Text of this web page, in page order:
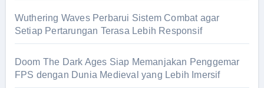
Wuthering Waves Perbarui Sistem Combat agar
Setiap Pertarungan Terasa Lebih Responsif
Doom The Dark Ages Siap Memanjakan Penggemar
FPS dengan Dunia Medieval yang Lebih Imersif